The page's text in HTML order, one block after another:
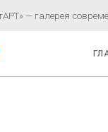
— галерея